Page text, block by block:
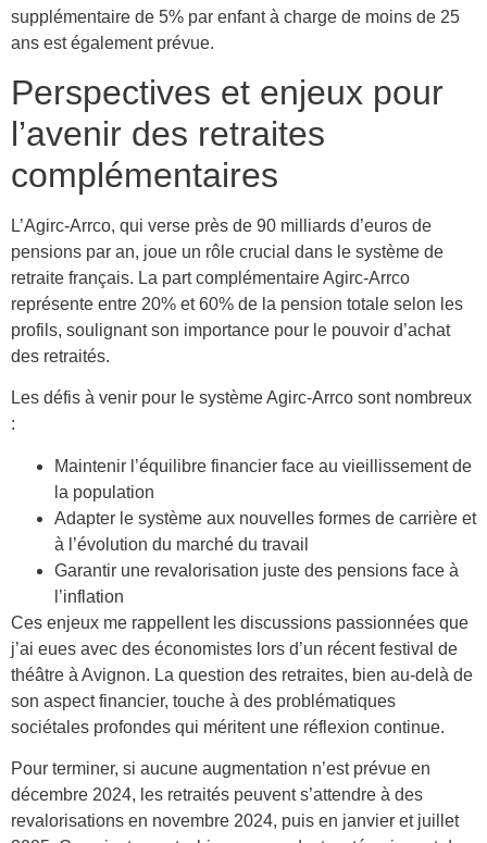
supplémentaire de 5% par enfant à charge de moins de 25
ans est également prévue.
Perspectives et enjeux pour
l’avenir des retraites
complémentaires
L’Agirc-Arrco, qui verse près de 90 milliards d’euros de
pensions par an, joue un rôle crucial dans le système de
retraite français. La part complémentaire Agirc-Arrco
représente entre 20% et 60% de la pension totale selon les
profils, soulignant son importance pour le pouvoir d’achat
des retraités.
Les défis à venir pour le système Agirc-Arrco sont nombreux
:
Maintenir l’équilibre financier face au vieillissement de
la population
Adapter le système aux nouvelles formes de carrière et
à l’évolution du marché du travail
Garantir une revalorisation juste des pensions face à
l’inflation
Ces enjeux me rappellent les discussions passionnées que
j’ai eues avec des économistes lors d’un récent festival de
théâtre à Avignon. La question des retraites, bien au-delà de
son aspect financier, touche à des problématiques
sociétales profondes qui méritent une réflexion continue.
Pour terminer, si aucune augmentation n’est prévue en
décembre 2024, les retraités peuvent s’attendre à des
revalorisations en novembre 2024, puis en janvier et juillet